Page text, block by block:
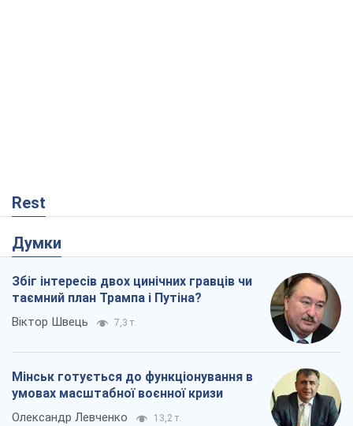
Rest
Думки
Збіг інтересів двох цинічних гравців чи
таємний план Трампа і Путіна?
Віктор Швець 7,3 т.
Мінськ готується до функціонування в
умовах масштабної воєнної кризи
Олександр Левченко 13,2 т.